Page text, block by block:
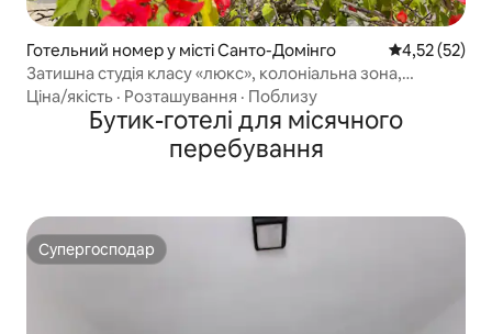
Готельний номер у місті Санто-Домінго Середня
4,52 (52)
Затишна студія класу «люкс», колоніальна зона,
безкоштовний сніданок
Ціна/якість · Розташування · Поблизу
Бутик-готелі для місячного
перебування
Супергосподар
Супергосподар